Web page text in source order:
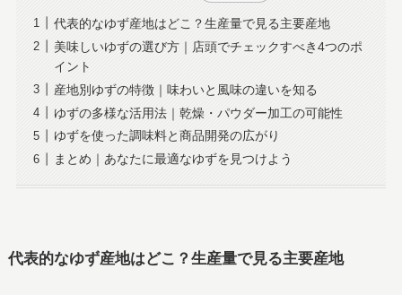
代表的なゆず産地はどこ？生産量で見る主要産地
美味しいゆずの選び方｜店頭でチェックすべき4つのポ
イント
産地別ゆずの特徴｜味わいと風味の違いを知る
ゆずの多様な活用法｜乾燥・パウダー加工の可能性
ゆずを使った調味料と商品開発の広がり
まとめ｜あなたに最適なゆずを見つけよう
代表的なゆず産地はどこ？生産量で見る主要産地